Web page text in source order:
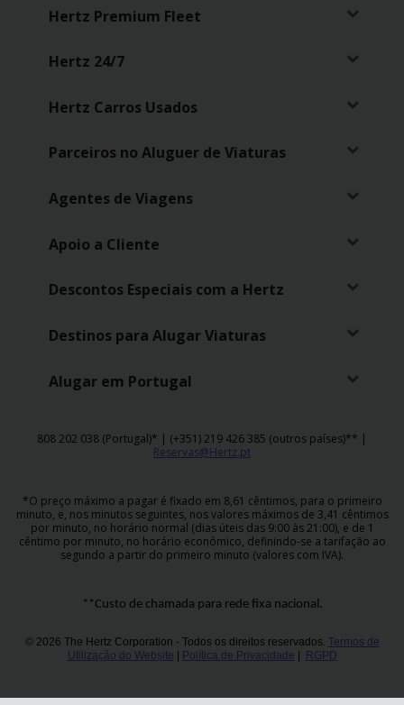
Hertz Premium Fleet
Hertz 24/7
Hertz Carros Usados
Parceiros no Aluguer de Viaturas
Agentes de Viagens
Apoio a Cliente
Descontos Especiais com a Hertz
Destinos para Alugar Viaturas
Alugar em Portugal
808 202 038 (Portugal)* | (+351) 219 426 385 (outros países)** |
Reservas@Hertz.pt
*O preço máximo a pagar é fixado em 8,61 cêntimos, para o primeiro
minuto, e, nos minutos seguintes, nos valores máximos de 3,41 cêntimos
por minuto, no horário normal (dias úteis das 9:00 às 21:00), e de 1
cêntimo por minuto, no horário económico, definindo-se a tarifação ao
segundo a partir do primeiro minuto (valores com IVA).
**Custo de chamada para rede fixa nacional.
© 2026 The Hertz Corporation - Todos os direitos reservados. Termos de
Utilização do Website
Política de Privacidade RGPD